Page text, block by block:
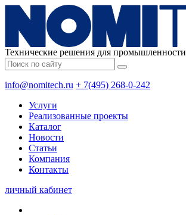
Технические решения для промышленности
info@nomitech.ru + 7(495) 268-0-242
Услуги
Реализованные проекты
Каталог
Новости
Статьи
Компания
Контакты
личный кабинет